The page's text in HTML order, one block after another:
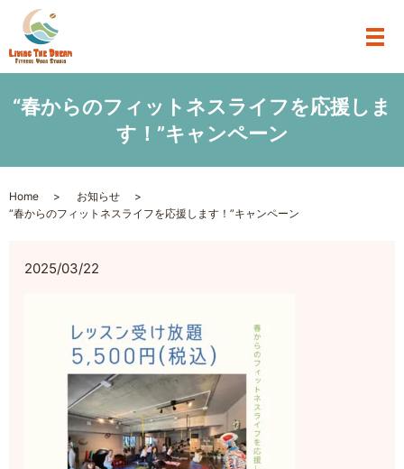
“春からのフィットネスライフを応援しま
す！”キャンペーン
Home
お知らせ
“春からのフィットネスライフを応援します！”キャンペーン
2025/03/22